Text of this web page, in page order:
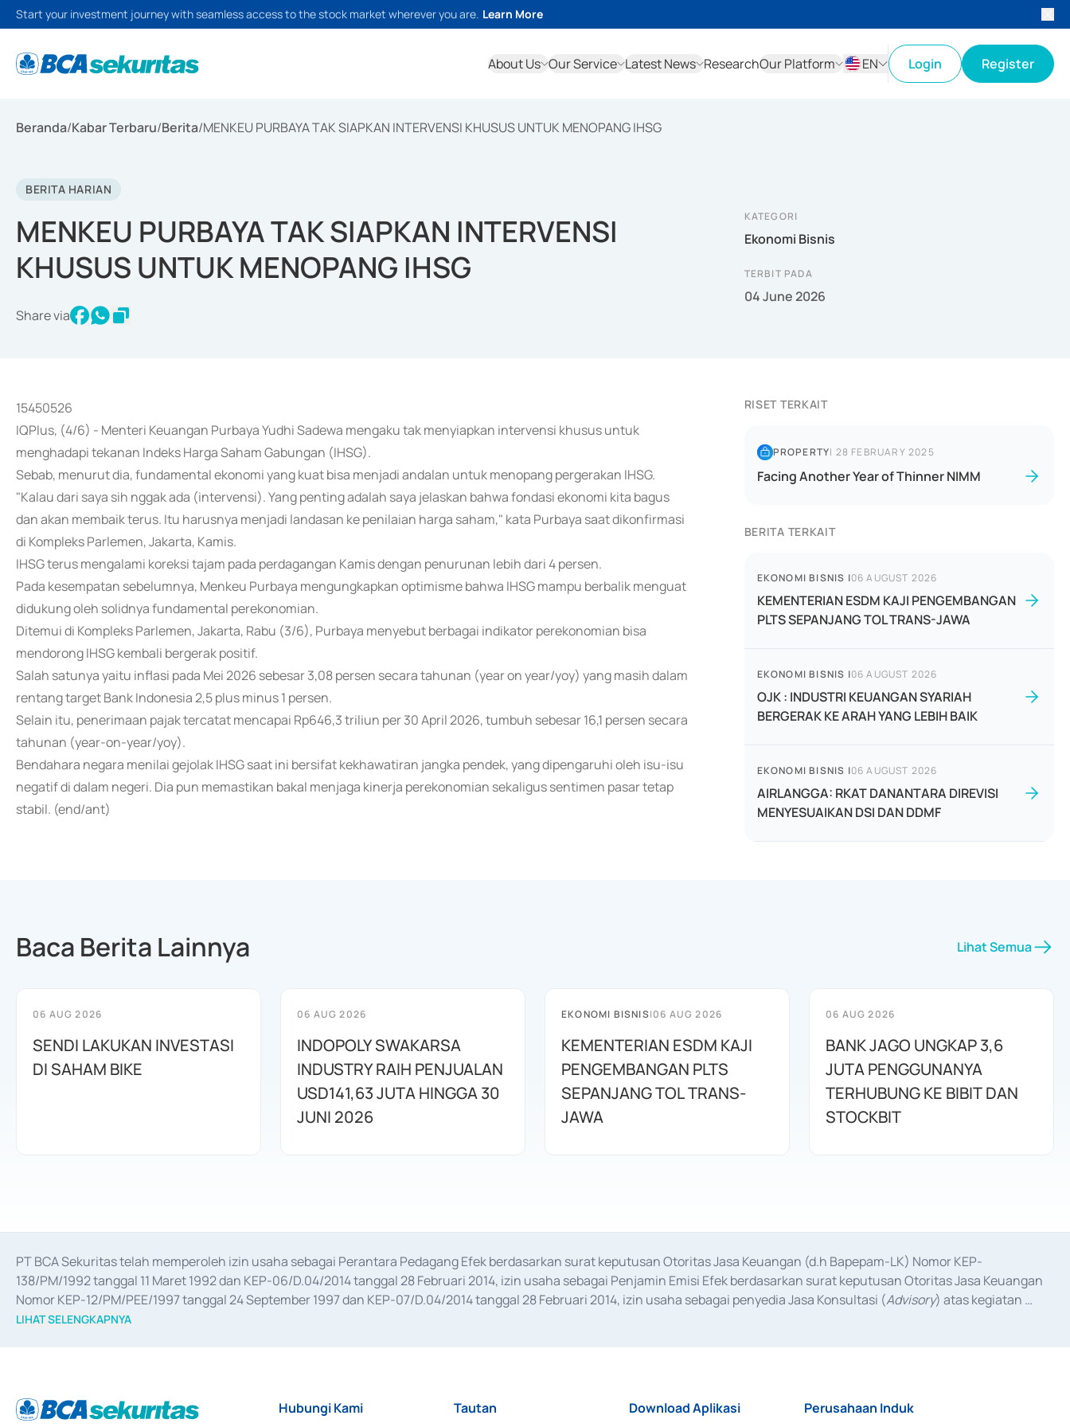
Start your investment journey with seamless access to the stock market wherever you are. Learn More
About Us Our Service Latest News ResearchOur Platform
EN
Login Register
Beranda/Kabar Terbaru/Berita/MENKEU PURBAYA TAK SIAPKAN INTERVENSI KHUSUS UNTUK MENOPANG IHSG
BERITA HARIAN
MENKEU PURBAYA TAK SIAPKAN INTERVENSI
KHUSUS UNTUK MENOPANG IHSG
Share via
KATEGORI
Ekonomi Bisnis
TERBIT PADA
04 June 2026
15450526
IQPlus, (4/6) - Menteri Keuangan Purbaya Yudhi Sadewa mengaku tak menyiapkan intervensi khusus untuk
menghadapi tekanan Indeks Harga Saham Gabungan (IHSG).
Sebab, menurut dia, fundamental ekonomi yang kuat bisa menjadi andalan untuk menopang pergerakan IHSG.
"Kalau dari saya sih nggak ada (intervensi). Yang penting adalah saya jelaskan bahwa fondasi ekonomi kita bagus
dan akan membaik terus. Itu harusnya menjadi landasan ke penilaian harga saham," kata Purbaya saat dikonfirmasi
di Kompleks Parlemen, Jakarta, Kamis.
IHSG terus mengalami koreksi tajam pada perdagangan Kamis dengan penurunan lebih dari 4 persen.
Pada kesempatan sebelumnya, Menkeu Purbaya mengungkapkan optimisme bahwa IHSG mampu berbalik menguat
didukung oleh solidnya fundamental perekonomian.
Ditemui di Kompleks Parlemen, Jakarta, Rabu (3/6), Purbaya menyebut berbagai indikator perekonomian bisa
mendorong IHSG kembali bergerak positif.
Salah satunya yaitu inflasi pada Mei 2026 sebesar 3,08 persen secara tahunan (year on year/yoy) yang masih dalam
rentang target Bank Indonesia 2,5 plus minus 1 persen.
Selain itu, penerimaan pajak tercatat mencapai Rp646,3 triliun per 30 April 2026, tumbuh sebesar 16,1 persen secara
tahunan (year-on-year/yoy).
Bendahara negara menilai gejolak IHSG saat ini bersifat kekhawatiran jangka pendek, yang dipengaruhi oleh isu-isu
negatif di dalam negeri. Dia pun memastikan bakal menjaga kinerja perekonomian sekaligus sentimen pasar tetap
stabil. (end/ant)
RISET TERKAIT
PROPERTY| 28 FEBRUARY 2025
Facing Another Year of Thinner NIMM
BERITA TERKAIT
EKONOMI BISNIS |06 AUGUST 2026
KEMENTERIAN ESDM KAJI PENGEMBANGAN
PLTS SEPANJANG TOL TRANS-JAWA
EKONOMI BISNIS |06 AUGUST 2026
OJK : INDUSTRI KEUANGAN SYARIAH
BERGERAK KE ARAH YANG LEBIH BAIK
EKONOMI BISNIS |06 AUGUST 2026
AIRLANGGA: RKAT DANANTARA DIREVISI
MENYESUAIKAN DSI DAN DDMF
Baca Berita Lainnya Lihat Semua
06 AUG 2026
SENDI LAKUKAN INVESTASI
DI SAHAM BIKE
06 AUG 2026
INDOPOLY SWAKARSA
INDUSTRY RAIH PENJUALAN
USD141,63 JUTA HINGGA 30
JUNI 2026
EKONOMI BISNIS|06 AUG 2026
KEMENTERIAN ESDM KAJI
PENGEMBANGAN PLTS
SEPANJANG TOL TRANS-
JAWA
06 AUG 2026
BANK JAGO UNGKAP 3,6
JUTA PENGGUNANYA
TERHUBUNG KE BIBIT DAN
STOCKBIT
PT BCA Sekuritas telah memperoleh izin usaha sebagai Perantara Pedagang Efek berdasarkan surat keputusan Otoritas Jasa Keuangan (d.h Bapepam-LK) Nomor KEP-
138/PM/1992 tanggal 11 Maret 1992 dan KEP-06/D.04/2014 tanggal 28 Februari 2014, izin usaha sebagai Penjamin Emisi Efek berdasarkan surat keputusan Otoritas Jasa Keuangan
Nomor KEP-12/PM/PEE/1997 tanggal 24 September 1997 dan KEP-07/D.04/2014 tanggal 28 Februari 2014, izin usaha sebagai penyedia Jasa Konsultasi (Advisory) atas kegiatan
merger, akuisisi, divestasi, dan
LIHAT SELENGKAPNYA
Hubungi Kami Tautan Download Aplikasi Perusahaan Induk